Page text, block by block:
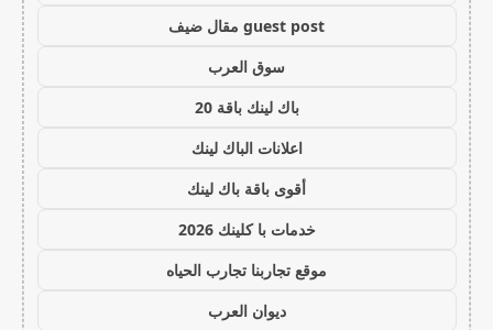
guest post مقال ضيف
سوق العرب
باك لينك باقة 20
اعلانات الباك لينك
أقوى باقة باك لينك
خدمات با كلينك 2026
موقع تجاربنا تجارب الحياه
ديوان العرب